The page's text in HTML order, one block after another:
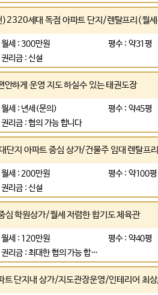
세대 독점 아파트 단지/렌탈프리(월
월세 : 300만원
평수 : 약31평
권리금 : 신설
안하게 운영 지도 하실수 있는 태권도장
월세 : 년세(문의)
평수 : 약45평
권리금 : 협의 가능 합니다
단지 아파트 중심 상가/건물주 임대 렌탈프
월세 : 200만원
평수 : 약100평
권리금 : 신설
남양주)대단지 아파트 중심 학원상가/월세 저렴한 합기도 체육관
월세 : 120만원
평수 : 약40평
권리금 : 최대한 협의 가능 합니다
트 단지내 상가/지도관장운영/인테리어 최